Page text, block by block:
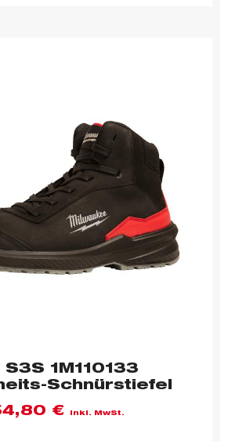
S3S 1M110133
Schnürstiefel
€ inkl. MwSt.